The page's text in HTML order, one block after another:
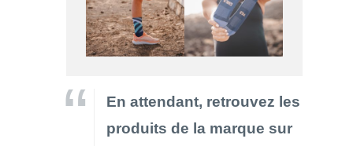
En attendant, retrouvez les
produits de la marque sur